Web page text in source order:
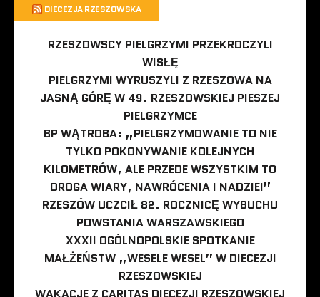
DIECEZJA RZESZOWSKA
RZESZOWSCY PIELGRZYMI PRZEKROCZYLI
WISŁĘ
PIELGRZYMI WYRUSZYLI Z RZESZOWA NA
JASNĄ GÓRĘ W 49. RZESZOWSKIEJ PIESZEJ
PIELGRZYMCE
BP WĄTROBA: „PIELGRZYMOWANIE TO NIE
TYLKO POKONYWANIE KOLEJNYCH
KILOMETRÓW, ALE PRZEDE WSZYSTKIM TO
DROGA WIARY, NAWRÓCENIA I NADZIEI”
RZESZÓW UCZCIŁ 82. ROCZNICĘ WYBUCHU
POWSTANIA WARSZAWSKIEGO
XXXII OGÓLNOPOLSKIE SPOTKANIE
MAŁŻEŃSTW „WESELE WESEL” W DIECEZJI
RZESZOWSKIEJ
WAKACJE Z CARITAS DIECEZJI RZESZOWSKIEJ